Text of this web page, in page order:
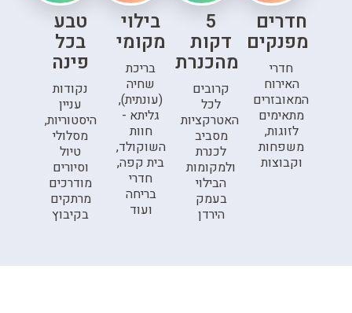
חדרים
מפנקים
חדרי
האירוח
המאובזרים
מתאימים
לזוגות,
משפחות
וקבוצות
דקות
מהכנרת
קרובים
לכל
האטרקציות
מסביב
לכנרת
ולמקומות
הבילוי
בעמק
הירדן
בילוי
מקומי
בריכת
שחיה
(עונתית),
גליתא -
חוות
השוקולד,
בית קפה,
חדרי
בריחה
ועוד
טבע
בכל
פינה
נקודות
עניין
היסטוריות,
מסלולי
טיול
וסיורים
מודרכים
מרתקים
בקיבוץ